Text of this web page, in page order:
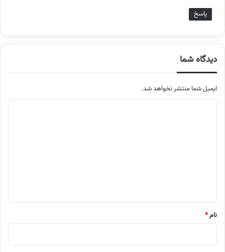
پاسخ
دیدگاه شما
ایمیل شما منتشر نخواهد شد.
ا
ه
نام*